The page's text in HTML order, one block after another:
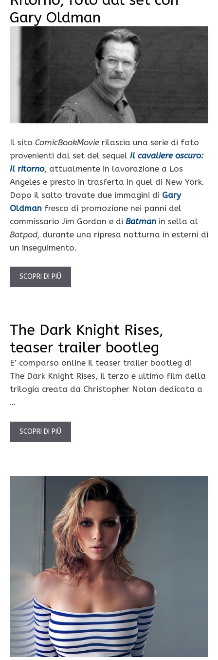
Gary Oldman
Il sito ComicBookMovie rilascia una serie di foto
provenienti dal set del sequel Il cavaliere oscuro:
Il ritorno, attualmente in lavorazione a Los
Angeles e presto in trasferta in quel di New York.
Dopo il salto trovate due immagini di Gary
Oldman fresco di promozione nei panni del
commissario Jim Gordon e di Batman in sella al
Batpod, durante una ripresa notturna in esterni di
un inseguimento.
SCOPRI DI PIÙ
The Dark Knight Rises,
teaser trailer bootleg
E’ comparso online il teaser trailer bootleg di
The Dark Knight Rises, il terzo e ultimo film della
trilogia creata da Christopher Nolan dedicata a
…
SCOPRI DI PIÙ